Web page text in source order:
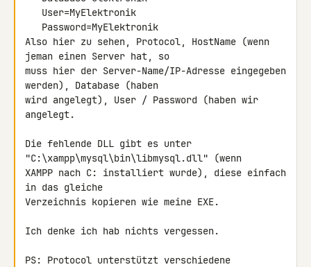
Also hier zu sehen, Protocol, HostName (wenn
jeman einen Server hat, so
muss hier der Server-Name/IP-Adresse eingegeben
werden), Database (haben
wird angelegt), User / Password (haben wir
angelegt.
Die fehlende DLL gibt es unter
"C:\xampp\mysql\bin\libmysql.dll" (wenn
XAMPP nach C: installiert wurde), diese einfach
in das gleiche
Verzeichnis kopieren wie meine EXE.
Ich denke ich hab nichts vergessen.
PS: Protocol unterstützt verschiedene